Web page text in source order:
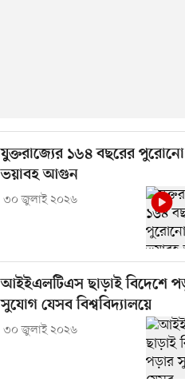
যুক্তরাজ্যের ১৬৪ বছরের পুরোনো
ভয়াবহ আগুন
৩০ জুলাই ২০২৬
আইইএলটিএস ছাড়াই বিদেশে
সুযোগ যেসব বিশ্ববিদ্যালয়ে
৩০ জুলাই ২০২৬